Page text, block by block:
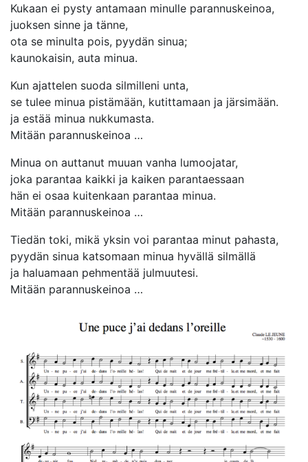
Kukaan ei pysty antamaan minulle parannuskeinoa,
juoksen sinne ja tänne,
ota se minulta pois, pyydän sinua;
kaunokaisin, auta minua.
Kun ajattelen suoda silmilleni unta,
se tulee minua pistämään, kutittamaan ja järsimään.
ja estää minua nukkumasta.
Mitään parannuskeinoa …
Minua on auttanut muuan vanha lumoojatar,
joka parantaa kaikki ja kaiken parantaessaan
hän ei osaa kuitenkaan parantaa minua.
Mitään parannuskeinoa …
Tiedän toki, mikä yksin voi parantaa minut pahasta,
pyydän sinua katsomaan minua hyvällä silmällä
ja haluamaan pehmentää julmuutesi.
Mitään parannuskeinoa …